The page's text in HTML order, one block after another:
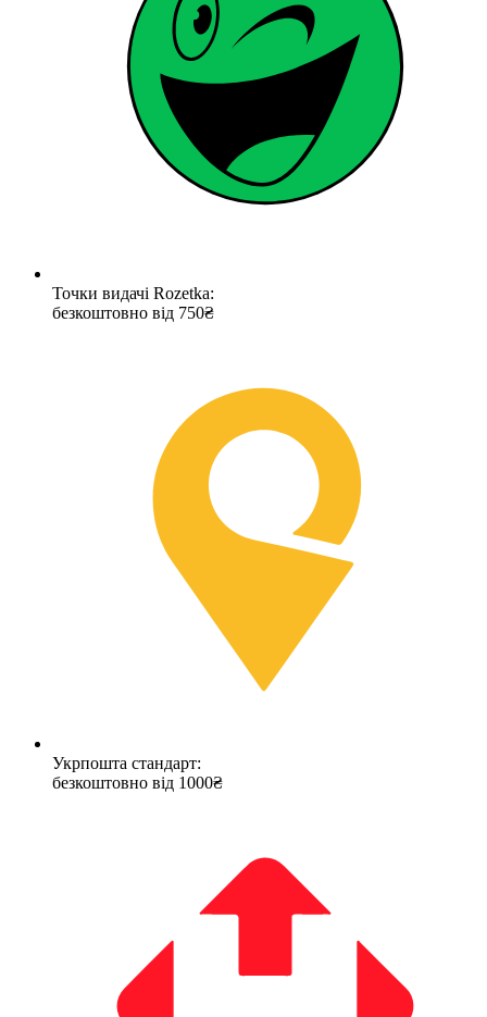
Точки видачі Rozetka:
безкоштовно від 750₴
Укрпошта стандарт:
безкоштовно від 1000₴